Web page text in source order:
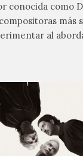
conocida como
más
al